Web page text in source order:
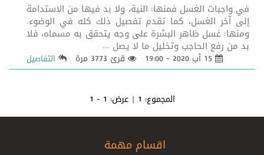
في واجبات الغسل فمنها: النية، ولا بد فيها من الاستدامة
إلى آخر الغسل، كما تقدم تفصيل ذلك كله في الوضوء.
ومنها: غسل ظاهر البشرة على وجه يتحقق به مسماه، فلا
بد من رفع الحاجب وتخليل ما لا يصل ...
قرئ 3773 مرة التفاصيل
المجموع: 1 | عرض: 1 - 1
اقسام مهمة